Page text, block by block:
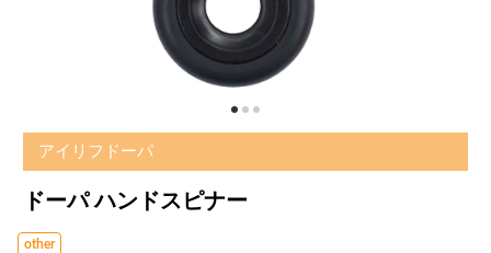
アイリフドーパ
ドーパ ハンドスピナー
other